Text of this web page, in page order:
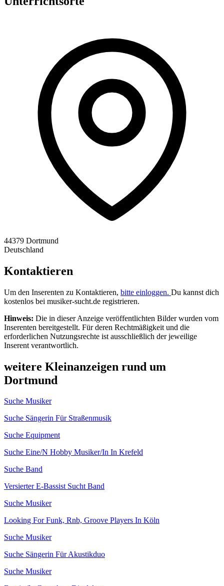
44379 Dortmund
Deutschland
Kontaktieren
Um den Inserenten zu Kontaktieren, bitte einloggen. Du kannst dich
kostenlos bei musiker-sucht.de registrieren.
Hinweis: Die in dieser Anzeige veröffentlichten Bilder wurden vom
Inserenten bereitgestellt. Für deren Rechtmäßigkeit und die
erforderlichen Nutzungsrechte ist ausschließlich der jeweilige
Inserent verantwortlich.
weitere Kleinanzeigen rund um
Dortmund
Suche Musiker
Suche Sängerin Für Straßenmusik
Suche Equipment
Suche Eine/N Hobby Musiker/In In Krefeld
Suche Band
Versierter E-Bassist Sucht Band
Suche Musiker
Looking For Funk, Rnb, Groove Players In Köln
Suche Musiker
Suche Sängerin Für Akustikduo
Suche Musiker